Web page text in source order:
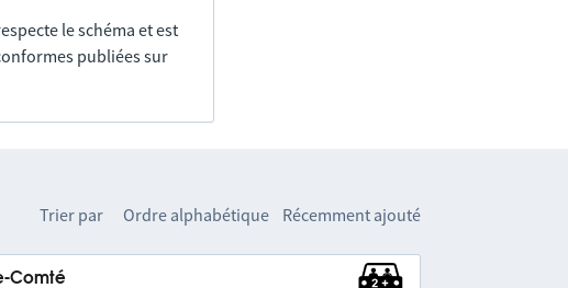
le schéma et est
publiées sur
Trier par Ordre alphabétique Récemment ajouté
Comté